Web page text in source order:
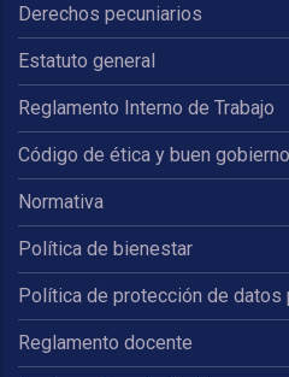
Derechos pecuniarios
Estatuto general
Reglamento Interno de Trabajo
Código de ética y buen gobierno
Normativa
Política de bienestar
Política de protección de datos
Reglamento docente